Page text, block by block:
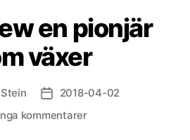
en pionjär
växer
Inläggsdatum
2018-04-02
kommentarertill